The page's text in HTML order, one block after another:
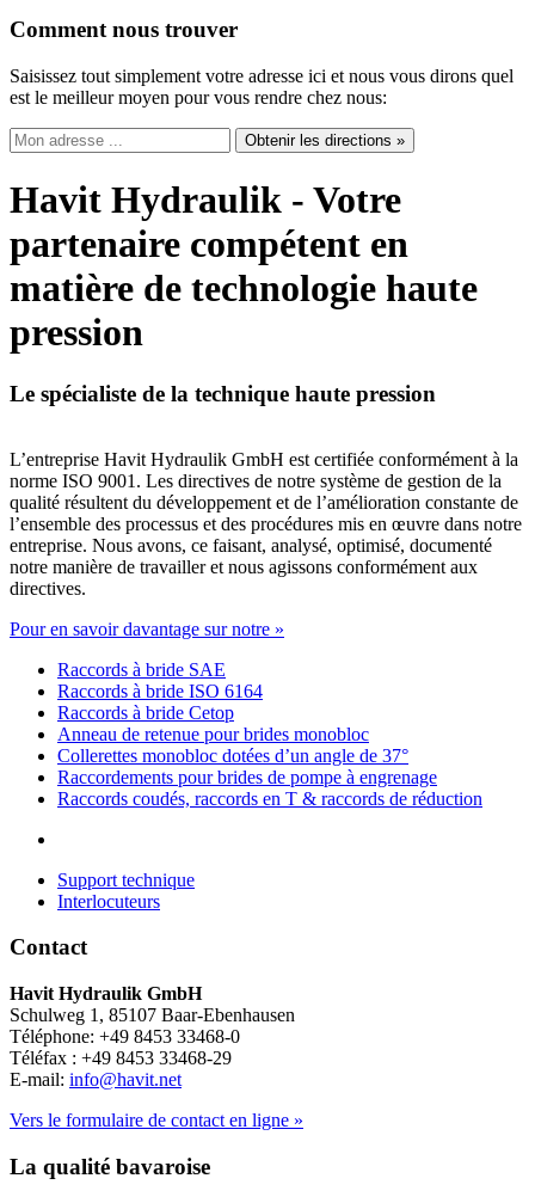
Comment nous trouver
Saisissez tout simplement votre adresse ici et nous vous dirons quel
est le meilleur moyen pour vous rendre chez nous:
Obtenir les directions »
Havit Hydraulik - Votre
partenaire compétent en
matière de technologie haute
pression
Le spécialiste de la technique haute pression
L’entreprise Havit Hydraulik GmbH est certifiée conformément à la
norme ISO 9001. Les directives de notre système de gestion de la
qualité résultent du développement et de l’amélioration constante de
l’ensemble des processus et des procédures mis en œuvre dans notre
entreprise. Nous avons, ce faisant, analysé, optimisé, documenté
notre manière de travailler et nous agissons conformément aux
directives.
Pour en savoir davantage sur notre »
Raccords à bride SAE
Raccords à bride ISO 6164
Raccords à bride Cetop
Anneau de retenue pour brides monobloc
Collerettes monobloc dotées d’un angle de 37°
Raccordements pour brides de pompe à engrenage
Raccords coudés, raccords en T & raccords de réduction
Support technique
Interlocuteurs
Contact
Havit Hydraulik GmbH
Schulweg 1, 85107 Baar-Ebenhausen
Téléphone: +49 8453 33468-0
Téléfax : +49 8453 33468-29
E-mail: info@havit.net
Vers le formulaire de contact en ligne »
La qualité bavaroise